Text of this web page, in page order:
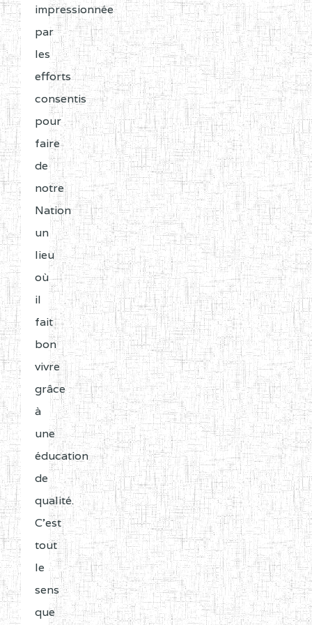
impressionnée
par
les
efforts
consentis
pour
faire
de
notre
Nation
un
lieu
où
il
fait
bon
vivre
grâce
à
une
éducation
de
qualité.
C'est
tout
le
sens
que